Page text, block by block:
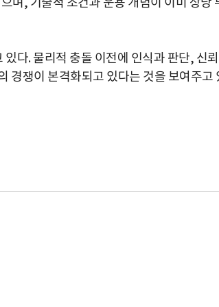
며, 기술적 조건과 운용 개념이 이미 상당
다. 물리적 충돌 이전에 인식과 판단, 신
경쟁이 본격화되고 있다는 것을 보여주고